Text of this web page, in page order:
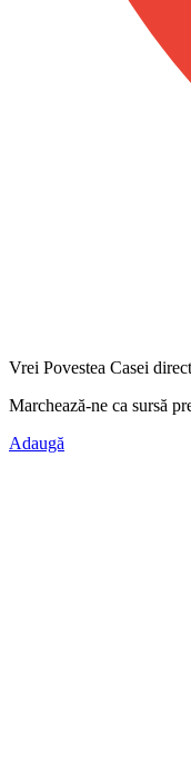
Vrei Povestea Casei
Marchează-ne ca sursă
Adaugă